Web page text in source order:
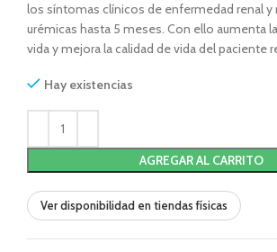
los síntomas clínicos de enfermedad renal y
urémicas hasta 5 meses. Con ello aumenta
vida y mejora la calidad de vida del paciente
Hay existencias
AGREGAR AL CARRITO
Ver disponibilidad en tiendas físicas